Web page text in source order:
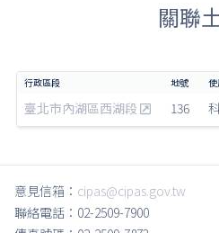
關聯
臺北市內湖區西湖段 136
意見信箱： cipas@cipas.gov.tw
聯絡電話：02-2509-7900